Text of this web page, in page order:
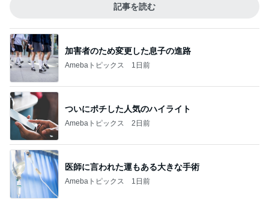
記事を読む
加害者のため変更した息子の進路
Amebaトピックス 1日前
ついにポチした人気のハイライト
Amebaトピックス 2日前
医師に言われた運もある大きな手術
Amebaトピックス 1日前